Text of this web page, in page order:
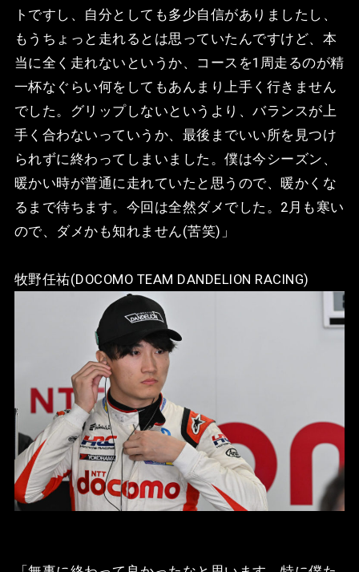
トですし、自分としても多少自信がありましたし、
もうちょっと走れるとは思っていたんですけど、本
当に全く走れないというか、コースを1周走るのが精
一杯なぐらい何をしてもあんまり上手く行きません
でした。グリップしないというより、バランスが上
手く合わないっていうか、最後までいい所を見つけ
られずに終わってしまいました。僕は今シーズン、
暖かい時が普通に走れていたと思うので、暖かくな
るまで待ちます。今回は全然ダメでした。2月も寒い
ので、ダメかも知れません(苦笑)」
牧野任祐(DOCOMO TEAM DANDELION RACING)